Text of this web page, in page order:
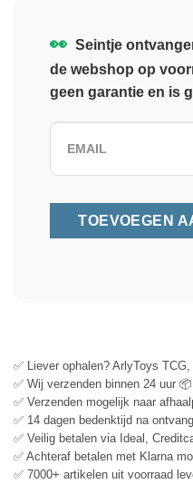
👀 Seintje
de webshop op
geen garantie en is
✅ Liever ophalen? ArlyToys
✅ Wij verzenden binnen 24 uur 📦
✅ Verzenden mogelijk naar
✅ 14 dagen bedenktijd na
✅ Veilig betalen via Ideal,
✅ Achteraf betalen met Klarna
✅ 7000+ artikelen uit voorraad